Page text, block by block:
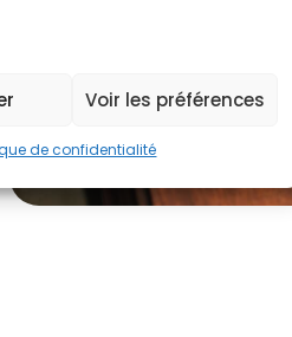
Voir les préférences
de confidentialité